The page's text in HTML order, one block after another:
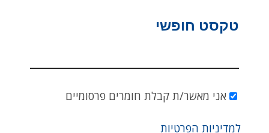
טקסט חופשי
אני מאשר/ת קבלת חומרים פרסומיים
למדיניות הפרטיות